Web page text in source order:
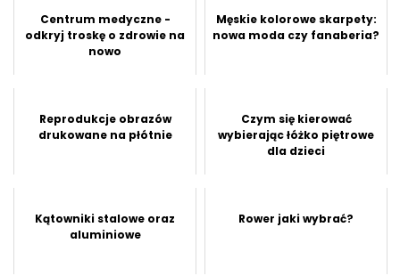
Centrum medyczne -
odkryj troskę o zdrowie na
nowo
Męskie kolorowe skarpety:
nowa moda czy fanaberia?
Reprodukcje obrazów
drukowane na płótnie
Czym się kierować
wybierając łóżko piętrowe
dla dzieci
Kątowniki stalowe oraz
aluminiowe
Rower jaki wybrać?